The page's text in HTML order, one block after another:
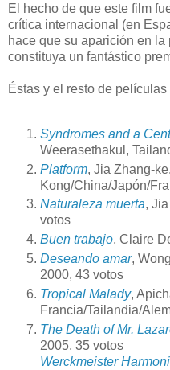
El hecho de que este film
crítica internacional (en
hace que su aparición en
constituya un fantástico
Éstas y el resto de
Syndromes and a
Weerasethakul,
Platform, Jia Zhang-
Kong/China/Japón/
Naturaleza muerta,
votos
Buen trabajo, Claire
Deseando amar,
2000, 43 votos
Tropical Malady,
Francia/Tailandia/
The Death of Mr.
2005, 35 votos
Werckmeister